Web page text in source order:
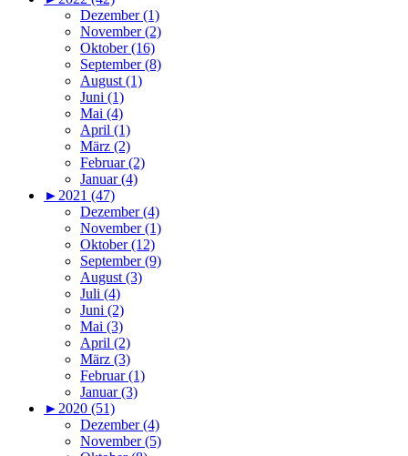
Dezember (1)
November (2)
Oktober (16)
September (8)
August (1)
Juni (1)
Mai (4)
April (1)
März (2)
Februar (2)
Januar (4)
► 2021 (47)
Dezember (4)
November (1)
Oktober (12)
September (9)
August (3)
Juli (4)
Juni (2)
Mai (3)
April (2)
März (3)
Februar (1)
Januar (3)
► 2020 (51)
Dezember (4)
November (5)